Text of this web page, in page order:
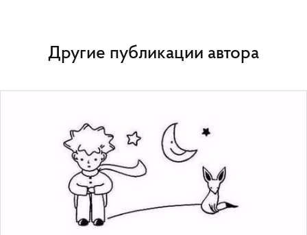
Другие публикации автора